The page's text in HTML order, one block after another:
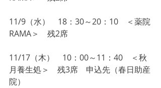
11/9（水）　18：30～20：10　＜薬院
RAMA＞　残2席
11/17（木）　10：00～11：40　＜秋
月養生処＞　残3席　申込先（春日助産
院）